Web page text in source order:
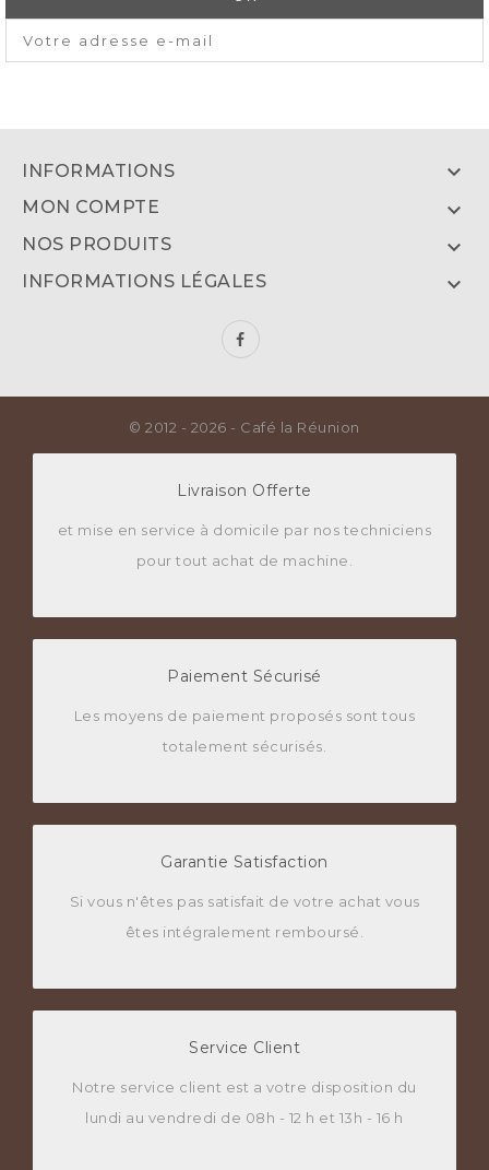
INFORMATIONS 
MON COMPTE 
NOS PRODUITS 
INFORMATIONS LÉGALES 
© 2012 - 2026 - Café la Réunion
Livraison Offerte
et mise en service à domicile par nos techniciens
pour tout achat de machine.
Paiement Sécurisé
Les moyens de paiement proposés sont tous
totalement sécurisés.
Garantie Satisfaction
Si vous n'êtes pas satisfait de votre achat vous
êtes intégralement remboursé.
Service Client
Notre service client est a votre disposition du
lundi au vendredi de 08h - 12 h et 13h - 16 h